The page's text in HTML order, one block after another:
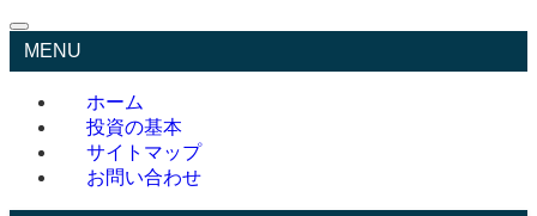
MENU
ホーム
投資の基本
サイトマップ
お問い合わせ